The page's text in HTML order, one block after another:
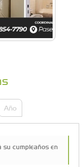
Año
su cumpleaños en